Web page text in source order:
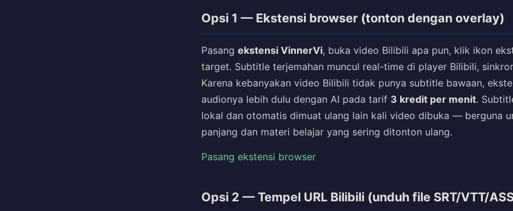
Opsi 1 — Ekstensi browser (tonton dengan overlay)
Pasang ekstensi VinnerVi, buka video Bilibili apa pun, klik ikon
target. Subtitle terjemahan muncul real-time di player Bilibili,
Karena kebanyakan video Bilibili tidak punya subtitle bawaan,
audionya lebih dulu dengan AI pada tarif 3 kredit per menit.
lokal dan otomatis dimuat ulang lain kali video dibuka — berguna
panjang dan materi belajar yang sering ditonton ulang.
Pasang ekstensi browser
Opsi 2 — Tempel URL Bilibili (unduh file SRT/VTT/